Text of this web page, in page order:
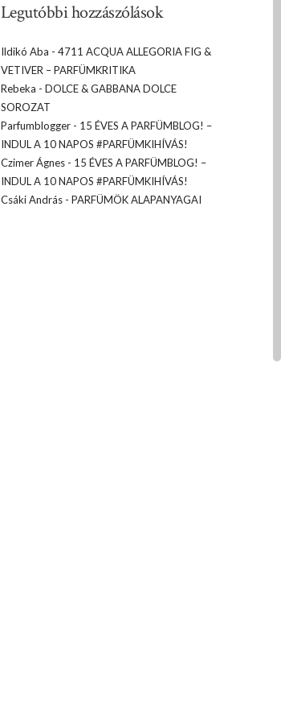
Legutóbbi hozzászólások
Ildikó Aba - 4711 ACQUA ALLEGORIA FIG &
VETIVER – PARFÜMKRITIKA
Rebeka - DOLCE & GABBANA DOLCE
SOROZAT
Parfumblogger- 15 ÉVES A PARFÜMBLOG! –
INDUL A 10 NAPOS #PARFÜMKIHÍVÁS!
Czimer Ágnes- 15 ÉVES A PARFÜMBLOG! –
INDUL A 10 NAPOS #PARFÜMKIHÍVÁS!
Csáki András- PARFÜMÖK ALAPANYAGAI